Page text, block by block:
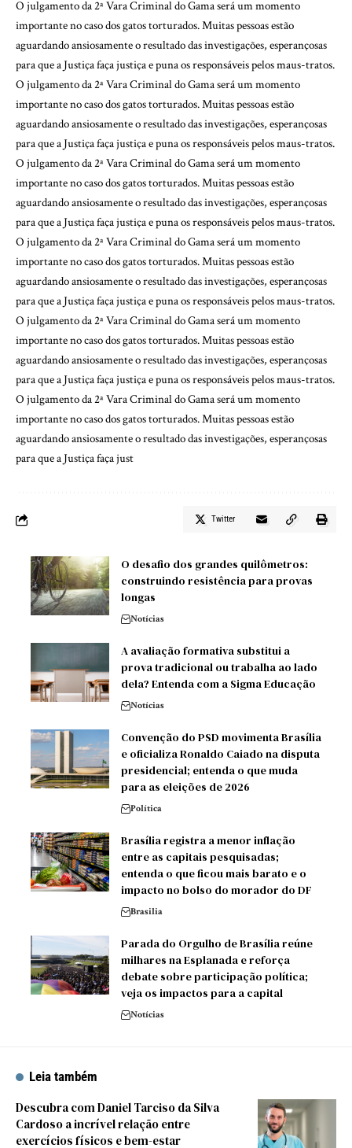
O julgamento da 2ª Vara Criminal do Gama será um momento
importante no caso dos gatos torturados. Muitas pessoas estão
aguardando ansiosamente o resultado das investigações, esperançosas
para que a Justiça faça justiça e puna os responsáveis pelos maus-tratos.
O julgamento da 2ª Vara Criminal do Gama será um momento
importante no caso dos gatos torturados. Muitas pessoas estão
aguardando ansiosamente o resultado das investigações, esperançosas
para que a Justiça faça justiça e puna os responsáveis pelos maus-tratos.
O julgamento da 2ª Vara Criminal do Gama será um momento
importante no caso dos gatos torturados. Muitas pessoas estão
aguardando ansiosamente o resultado das investigações, esperançosas
para que a Justiça faça justiça e puna os responsáveis pelos maus-tratos.
O julgamento da 2ª Vara Criminal do Gama será um momento
importante no caso dos gatos torturados. Muitas pessoas estão
aguardando ansiosamente o resultado das investigações, esperançosas
para que a Justiça faça justiça e puna os responsáveis pelos maus-tratos.
O julgamento da 2ª Vara Criminal do Gama será um momento
importante no caso dos gatos torturados. Muitas pessoas estão
aguardando ansiosamente o resultado das investigações, esperançosas
para que a Justiça faça justiça e puna os responsáveis pelos maus-tratos.
O julgamento da 2ª Vara Criminal do Gama será um momento
importante no caso dos gatos torturados. Muitas pessoas estão
aguardando ansiosamente o resultado das investigações, esperançosas
para que a Justiça faça just
Twitter
O desafio dos grandes quilômetros:
construindo resistência para provas
longas
Notícias
A avaliação formativa substitui a
prova tradicional ou trabalha ao lado
dela? Entenda com a Sigma Educação
Notícias
Convenção do PSD movimenta Brasília
e oficializa Ronaldo Caiado na disputa
presidencial; entenda o que muda
para as eleições de 2026
Política
Brasília registra a menor inflação
entre as capitais pesquisadas;
entenda o que ficou mais barato e o
impacto no bolso do morador do DF
Brasilia
Parada do Orgulho de Brasília reúne
milhares na Esplanada e reforça
debate sobre participação política;
veja os impactos para a capital
Notícias
Leia também
Descubra com Daniel Tarciso da Silva
Cardoso a incrível relação entre
exercícios físicos e bem-estar